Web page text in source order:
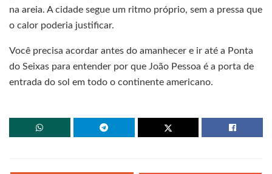
na areia. A cidade segue um ritmo próprio, sem a pressa que
o calor poderia justificar.
Você precisa acordar antes do amanhecer e ir até a Ponta
do Seixas para entender por que João Pessoa é a porta de
entrada do sol em todo o continente americano.